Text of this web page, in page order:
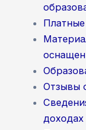
Платные
Отзывы